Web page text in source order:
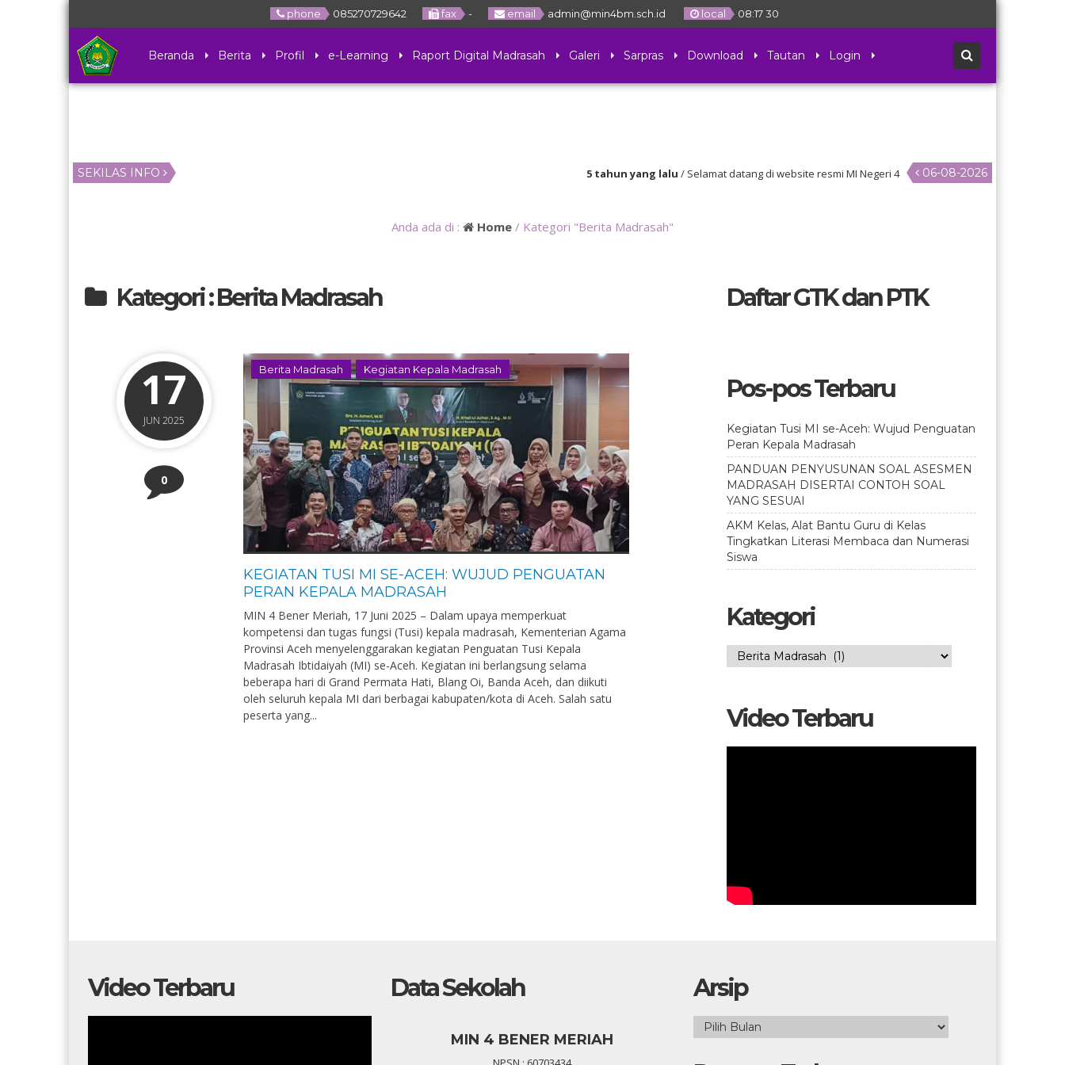
phone 085270729642 fax - email admin@min4bm.sch.id local 08:1730
Beranda Berita Profil e-Learning Raport Digital Madrasah Galeri Sarpras Download Tautan Login
SEKILAS INFO 06-08-2026
5 tahun yang lalu/ Selamat datang di website resmi MI Negeri 4
Anda ada di : Home / Kategori "Berita Madrasah"
Kategori : Berita Madrasah
17
JUN 2025
0
Berita Madrasah Kegiatan Kepala Madrasah
KEGIATAN TUSI MI SE-ACEH: WUJUD PENGUATAN
PERAN KEPALA MADRASAH
MIN 4 Bener Meriah, 17 Juni 2025 – Dalam upaya memperkuat
kompetensi dan tugas fungsi (Tusi) kepala madrasah, Kementerian Agama
Provinsi Aceh menyelenggarakan kegiatan Penguatan Tusi Kepala
Madrasah Ibtidaiyah (MI) se-Aceh. Kegiatan ini berlangsung selama
beberapa hari di Grand Permata Hati, Blang Oi, Banda Aceh, dan diikuti
oleh seluruh kepala MI dari berbagai kabupaten/kota di Aceh. Salah satu
peserta yang...
Daftar GTK dan PTK
Pos-pos Terbaru
Kegiatan Tusi MI se-Aceh: Wujud Penguatan
Peran Kepala Madrasah
PANDUAN PENYUSUNAN SOAL ASESMEN
MADRASAH DISERTAI CONTOH SOAL
YANG SESUAI
AKM Kelas, Alat Bantu Guru di Kelas
Tingkatkan Literasi Membaca dan Numerasi
Siswa
Kategori
Kategori
Video Terbaru
Video Terbaru Data Sekolah
MIN 4 BENER MERIAH
Arsip
Arsip